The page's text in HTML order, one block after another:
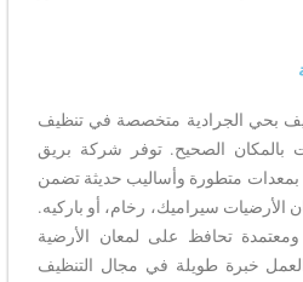
بحي الجرادية متخصصة في تنظيف
بالمكان الصحيح. توفر شركة بريق
متطورة وأساليب حديثة تضمن
الأرضيات سيراميك، رخام، أو باركيه.
تحافظ على لمعان الأرضية
خبرة طويلة في مجال التنظيف